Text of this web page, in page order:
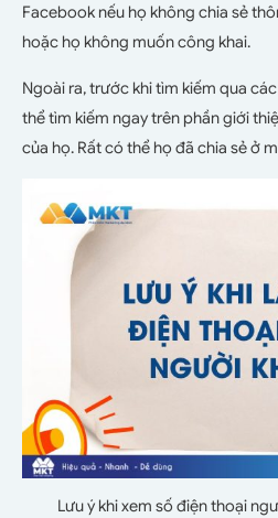
Facebook nếu họ không chia sẻ
hoặc họ không muốn công khai.
Ngoài ra, trước khi tìm kiếm qua
thể tìm kiếm ngay trên phần giới
của họ. Rất có thể họ đã chia sẻ ở
Lưu ý khi xem số điện thoại